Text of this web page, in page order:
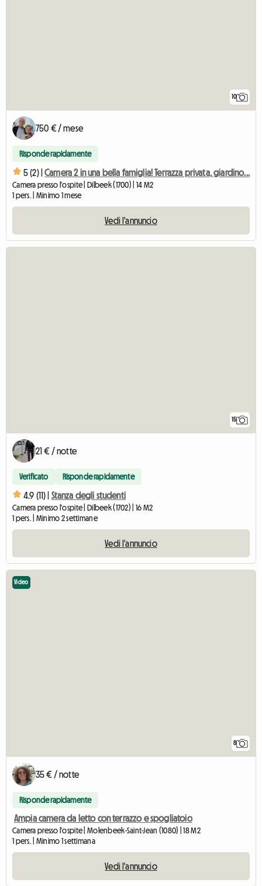
10
750 € / mese
Risponde rapidamente
5 (2) | Camera 2 in una bella famiglia! Terrazza privata, giardino...
Camera presso l'ospite | Dilbeek (1700) | 14 M2
1 pers. | Minimo 1 mese
Vedi l'annuncio
15
21 € / notte
Verificato Risponde rapidamente
4.9 (11) | Stanza degli studenti
Camera presso l'ospite | Dilbeek (1702) | 16 M2
1 pers. | Minimo 2 settimane
Vedi l'annuncio
8
Video
35 € / notte
Risponde rapidamente
Ampia camera da letto con terrazzo e spogliatoio
Camera presso l'ospite | Molenbeek-Saint-Jean (1080) | 18 M2
1 pers. | Minimo 1 settimana
Vedi l'annuncio